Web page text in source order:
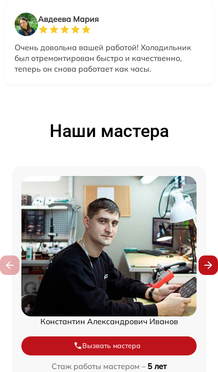
Авдеева Мария
Очень довольна вашей работой! Холодильник
был отремонтирован быстро и качественно,
теперь он снова работает как часы.
Наши мастера
Константин Александрович Иванов
Вызвать мастера
Стаж работы мастером – 5 лет